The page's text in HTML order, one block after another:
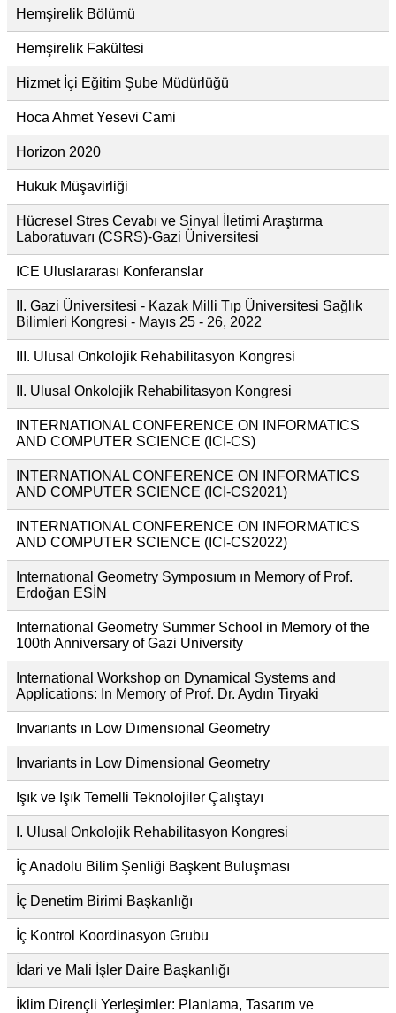
Hemşirelik Bölümü
Hemşirelik Fakültesi
Hizmet İçi Eğitim Şube Müdürlüğü
Hoca Ahmet Yesevi Cami
Horizon 2020
Hukuk Müşavirliği
Hücresel Stres Cevabı ve Sinyal İletimi Araştırma
Laboratuvarı (CSRS)-Gazi Üniversitesi
ICE Uluslararası Konferanslar
II. Gazi Üniversitesi - Kazak Milli Tıp Üniversitesi Sağlık
Bilimleri Kongresi - Mayıs 25 - 26, 2022
III. Ulusal Onkolojik Rehabilitasyon Kongresi
II. Ulusal Onkolojik Rehabilitasyon Kongresi
INTERNATIONAL CONFERENCE ON INFORMATICS
AND COMPUTER SCIENCE (ICI-CS)
INTERNATIONAL CONFERENCE ON INFORMATICS
AND COMPUTER SCIENCE (ICI-CS2021)
INTERNATIONAL CONFERENCE ON INFORMATICS
AND COMPUTER SCIENCE (ICI-CS2022)
Internatıonal Geometry Symposıum ın Memory of Prof.
Erdoğan ESİN
International Geometry Summer School in Memory of the
100th Anniversary of Gazi University
International Workshop on Dynamical Systems and
Applications: In Memory of Prof. Dr. Aydın Tiryaki
Invarıants ın Low Dımensıonal Geometry
Invariants in Low Dimensional Geometry
Işık ve Işık Temelli Teknolojiler Çalıştayı
I. Ulusal Onkolojik Rehabilitasyon Kongresi
İç Anadolu Bilim Şenliği Başkent Buluşması
İç Denetim Birimi Başkanlığı
İç Kontrol Koordinasyon Grubu
İdari ve Mali İşler Daire Başkanlığı
İklim Dirençli Yerleşimler: Planlama, Tasarım ve